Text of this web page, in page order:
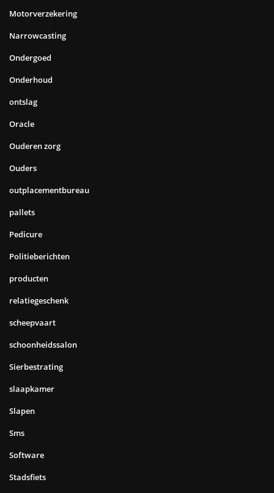
Motorverzekering
Narrowcasting
Ondergoed
Onderhoud
ontslag
Oracle
Ouderen zorg
Ouders
outplacementbureau
pallets
Pedicure
Politieberichten
producten
relatiegeschenk
scheepvaart
schoonheidssalon
Sierbestrating
slaapkamer
Slapen
Sms
Software
Stadsfiets